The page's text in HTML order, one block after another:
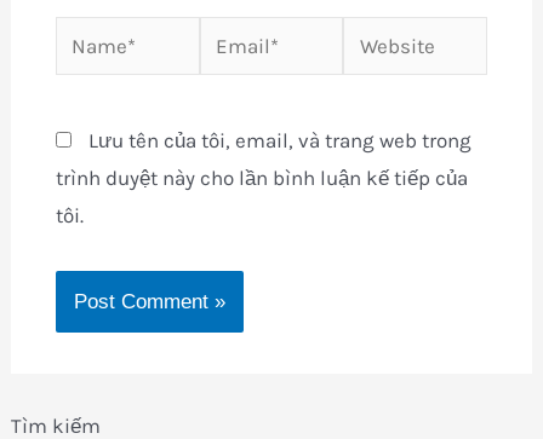
Tìm kiếm
Name* Email* Website
Lưu tên của tôi, email, và trang web trong
trình duyệt này cho lần bình luận kế tiếp của
tôi.